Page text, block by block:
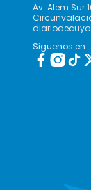
Av. Alem Sur
Siguenos en: